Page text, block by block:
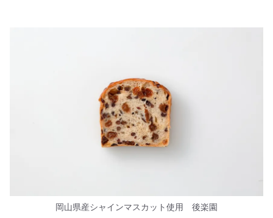
岡山県産シャインマスカット使用 後楽園